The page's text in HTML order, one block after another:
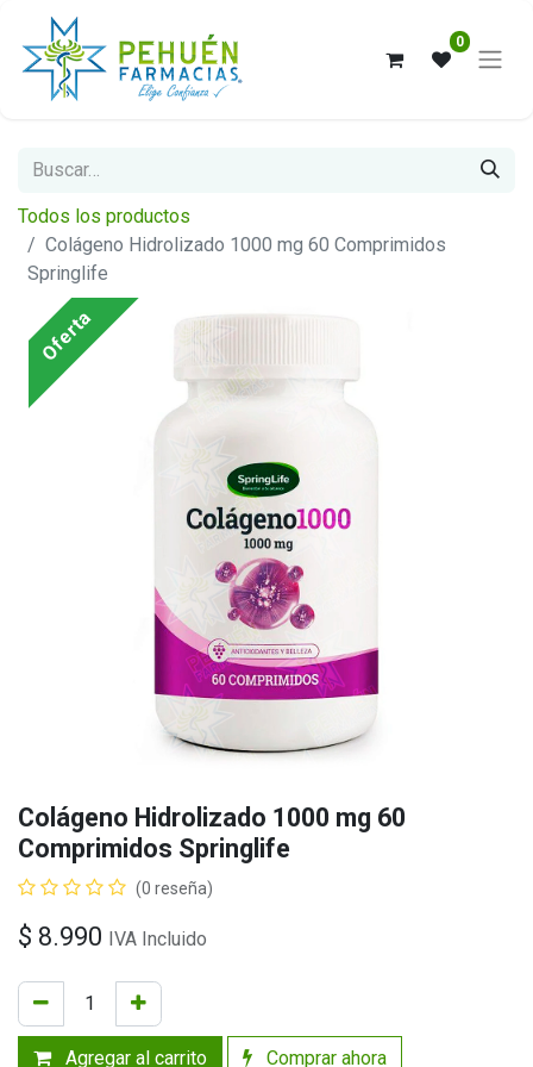
0
Todos los productos
Colágeno Hidrolizado 1000 mg 60 Comprimidos
Springlife
Oferta
Colágeno Hidrolizado 1000 mg 60
Comprimidos Springlife
(0 reseña)
$ 8.990 IVA Incluido
Agregar al carrito Comprar ahora